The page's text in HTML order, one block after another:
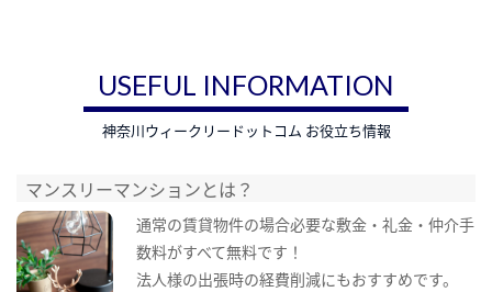
USEFUL INFORMATION
神奈川ウィークリードットコム お役立ち情報
マンスリーマンションとは？
通常の賃貸物件の場合必要な敷金・礼金・仲介手
数料がすべて無料です！
法人様の出張時の経費削減にもおすすめです。